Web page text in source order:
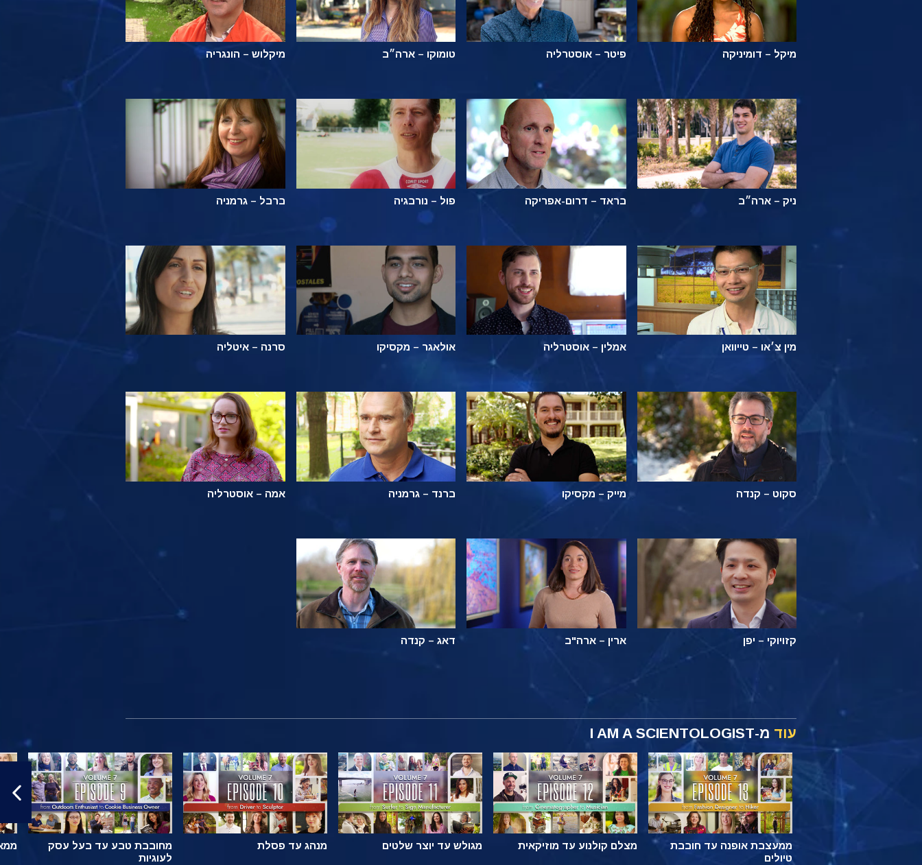
מיקל – דומיניקה פיטר – אוסטרליה טומוקו – ארה״ב מיקלוש – הונגריה
ניק – ארה״ב בראד – דרום-אפריקה פול – נורבגיה ברבל – גרמניה
מין צ׳או – טייוואן אמלין – אוסטרליה אולאגר – מקסיקו סרנה – איטליה
סקוט – קנדה מייק – מקסיקו ברנד – גרמניה אמה – אוסטרליה
קזויוקי – יפן ארין – ארה"ב דאג – קנדה
עוד מ-I AM A SCIENTOLOGIST
ממעצבת אופנה עד חובבת
טיולים
מצלם קולנוע עד מוזיקאית מגולש עד יוצר שלטים מנהג עד פסלת
מחובבת טבע עד בעל עסק
לעוגיות